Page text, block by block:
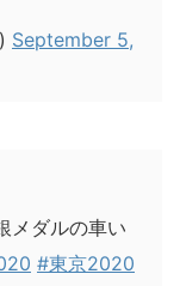
September 5,
メダルの車い
#東京2020